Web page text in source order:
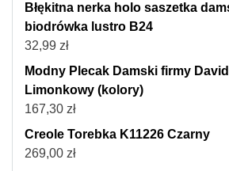
Błękitna nerka holo saszetka
biodrówka lustro B24
32,99 zł
Modny Plecak Damski firmy
Limonkowy (kolory)
167,30 zł
Creole Torebka K11226 Czarny
269,00 zł